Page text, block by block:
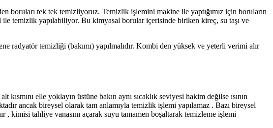
boruları tek tek temizliyoruz. Temizlik işlemini makine ile yaptığımız için boruların
temizlik yapılabiliyor. Bu kimyasal borular içerisinde biriken kireç, su taşı ve
radyatör temizliği (bakımı) yapılmalıdır. Kombi den yüksek ve yeterli verimi alır
elle yoklayın üstüne bakın aynı sıcaklık seviyesi hakim değilse ısının
ancak bireysel olarak tam anlamıyla temizlik işlemi yapılamaz . Bazı bireysel
, kimisi tahliye vanasını açarak suyu tamamen boşaltarak temizleme işlemi